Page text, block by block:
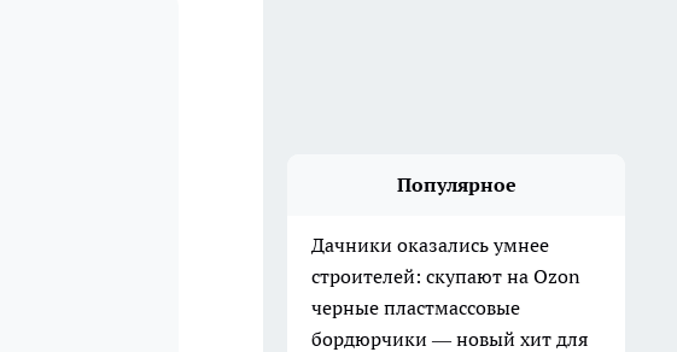
Популярное
Дачники оказались умнее
строителей: скупают на Ozon
черные пластмассовые
бордюрчики — новый хит для